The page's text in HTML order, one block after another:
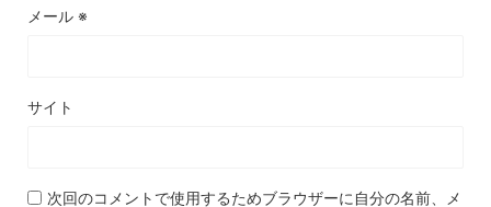
メール ※
サイト
次回のコメントで使用するためブラウザーに自分の名前、メ